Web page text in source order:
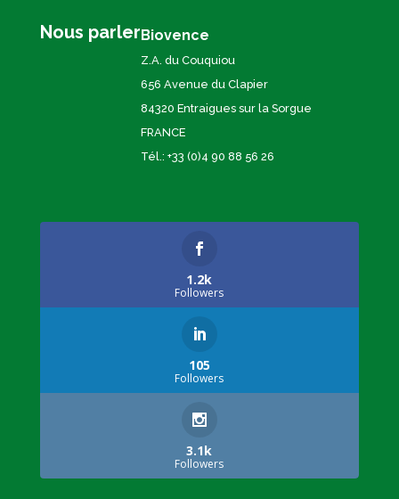
Nous parlerBiovence
Z.A. du Couquiou
656 Avenue du Clapier
84320 Entraigues sur la Sorgue
FRANCE
Tél.: +33 (0)4 90 88 56 26
1.2k
Followers
105
Followers
3.1k
Followers